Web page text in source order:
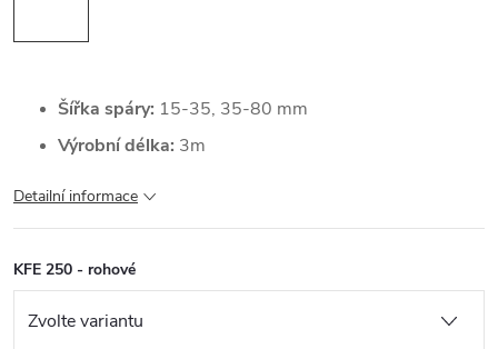
Šířka spáry: 15-35, 35-80 mm
Výrobní délka: 3m
Detailní informace
KFE 250 - rohové